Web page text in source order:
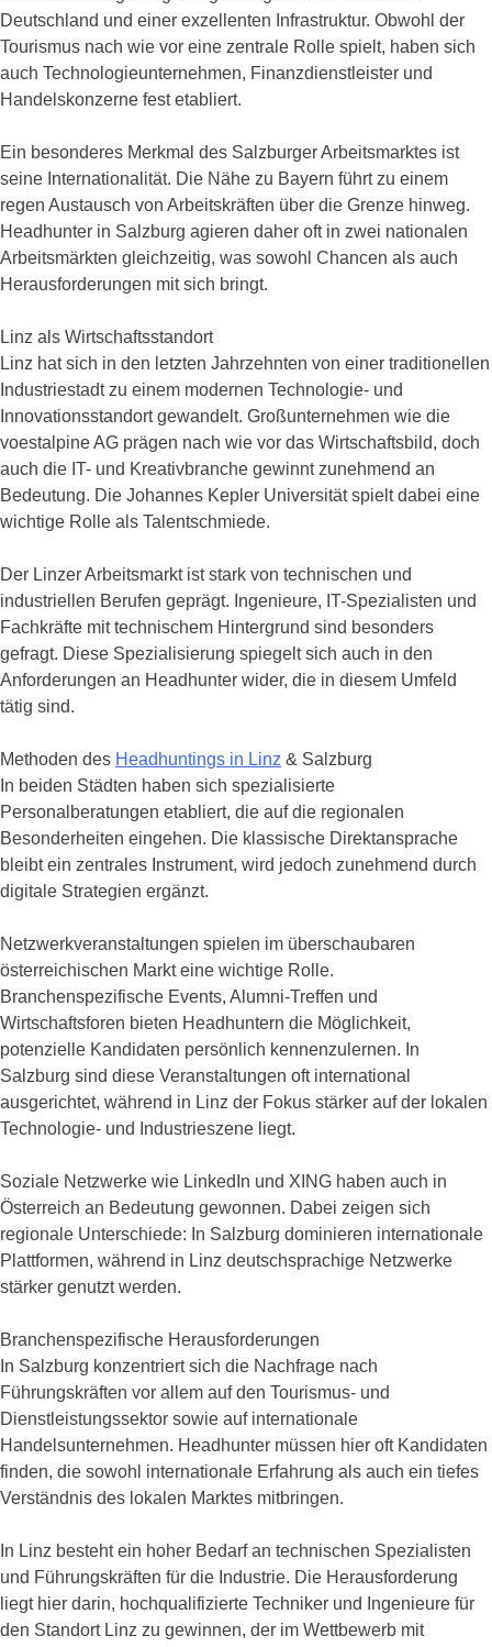
Deutschland und einer exzellenten Infrastruktur. Obwohl der
Tourismus nach wie vor eine zentrale Rolle spielt, haben sich
auch Technologieunternehmen, Finanzdienstleister und
Handelskonzerne fest etabliert.
Ein besonderes Merkmal des Salzburger Arbeitsmarktes ist
seine Internationalität. Die Nähe zu Bayern führt zu einem
regen Austausch von Arbeitskräften über die Grenze hinweg.
Headhunter in Salzburg agieren daher oft in zwei nationalen
Arbeitsmärkten gleichzeitig, was sowohl Chancen als auch
Herausforderungen mit sich bringt.
Linz als Wirtschaftsstandort
Linz hat sich in den letzten Jahrzehnten von einer traditionellen
Industriestadt zu einem modernen Technologie- und
Innovationsstandort gewandelt. Großunternehmen wie die
voestalpine AG prägen nach wie vor das Wirtschaftsbild, doch
auch die IT- und Kreativbranche gewinnt zunehmend an
Bedeutung. Die Johannes Kepler Universität spielt dabei eine
wichtige Rolle als Talentschmiede.
Der Linzer Arbeitsmarkt ist stark von technischen und
industriellen Berufen geprägt. Ingenieure, IT-Spezialisten und
Fachkräfte mit technischem Hintergrund sind besonders
gefragt. Diese Spezialisierung spiegelt sich auch in den
Anforderungen an Headhunter wider, die in diesem Umfeld
tätig sind.
Methoden des Headhuntings in Linz & Salzburg
In beiden Städten haben sich spezialisierte
Personalberatungen etabliert, die auf die regionalen
Besonderheiten eingehen. Die klassische Direktansprache
bleibt ein zentrales Instrument, wird jedoch zunehmend durch
digitale Strategien ergänzt.
Netzwerkveranstaltungen spielen im überschaubaren
österreichischen Markt eine wichtige Rolle.
Branchenspezifische Events, Alumni-Treffen und
Wirtschaftsforen bieten Headhuntern die Möglichkeit,
potenzielle Kandidaten persönlich kennenzulernen. In
Salzburg sind diese Veranstaltungen oft international
ausgerichtet, während in Linz der Fokus stärker auf der lokalen
Technologie- und Industrieszene liegt.
Soziale Netzwerke wie LinkedIn und XING haben auch in
Österreich an Bedeutung gewonnen. Dabei zeigen sich
regionale Unterschiede: In Salzburg dominieren internationale
Plattformen, während in Linz deutschsprachige Netzwerke
stärker genutzt werden.
Branchenspezifische Herausforderungen
In Salzburg konzentriert sich die Nachfrage nach
Führungskräften vor allem auf den Tourismus- und
Dienstleistungssektor sowie auf internationale
Handelsunternehmen. Headhunter müssen hier oft Kandidaten
finden, die sowohl internationale Erfahrung als auch ein tiefes
Verständnis des lokalen Marktes mitbringen.
In Linz besteht ein hoher Bedarf an technischen Spezialisten
und Führungskräften für die Industrie. Die Herausforderung
liegt hier darin, hochqualifizierte Techniker und Ingenieure für
den Standort Linz zu gewinnen, der im Wettbewerb mit